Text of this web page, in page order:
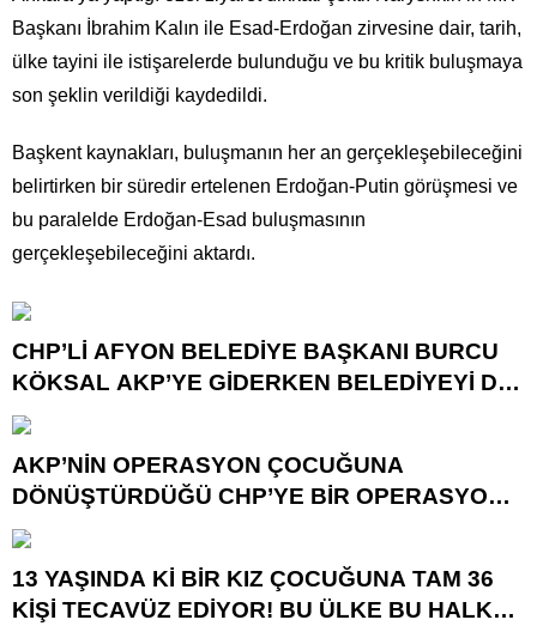
Başkanı İbrahim Kalın ile Esad-Erdoğan zirvesine dair, tarih,
ülke tayini ile istişarelerde bulunduğu ve bu kritik buluşmaya
son şeklin verildiği kaydedildi.
Başkent kaynakları, buluşmanın her an gerçekleşebileceğini
belirtirken bir süredir ertelenen Erdoğan-Putin görüşmesi ve
bu paralelde Erdoğan-Esad buluşmasının
gerçekleşebileceğini aktardı.
CHP’Lİ AFYON BELEDİYE BAŞKANI BURCU
KÖKSAL AKP’YE GİDERKEN BELEDİYEYİ DE
GÖTÜRÜYOR!
AKP’NİN OPERASYON ÇOCUĞUNA
DÖNÜŞTÜRDÜĞÜ CHP’YE BİR OPERASYON
DAHA!
13 YAŞINDA Kİ BİR KIZ ÇOCUĞUNA TAM 36
KİŞİ TECAVÜZ EDİYOR! BU ÜLKE BU HALK